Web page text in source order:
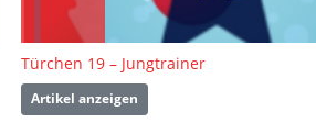
Türchen 19 – Jungtrainer
Artikel anzeigen